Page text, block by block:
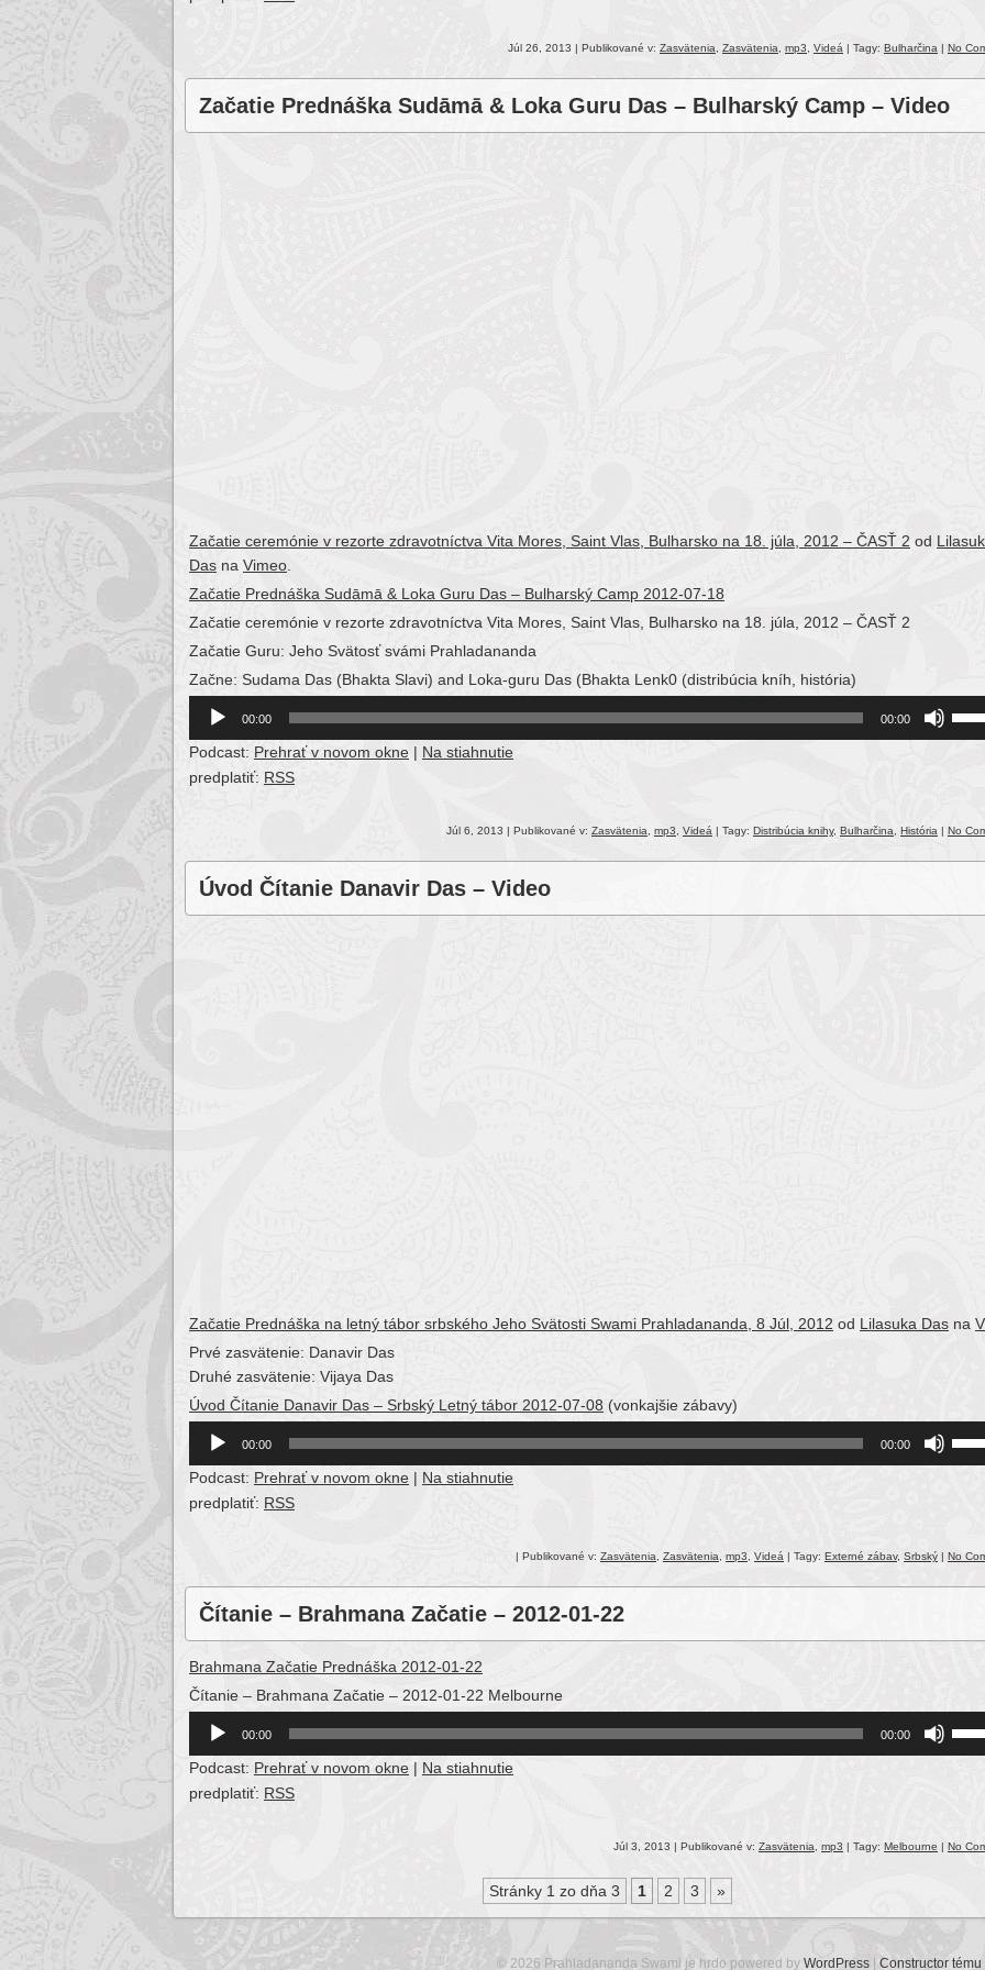
Júl 26, 2013 | Publikované v: Zasvätenia Zasvätenia mp3 Videá | Tagy: Bulharčina | No
Začatie Prednáška Sudāmā & Loka Guru Das – Bulharský Camp – Video
Začatie ceremónie v rezorte zdravotníctva Vita Mores, Saint Vlas, Bulharsko na 18. júla, 2012 – ČASŤ 2 od
Das na Vimeo
Začatie Prednáška Sudāmā & Loka Guru Das – Bulharský Camp 2012-07-18
Začatie ceremónie v rezorte zdravotníctva Vita Mores, Saint Vlas, Bulharsko na 18. júla, 2012 – ČASŤ 2
Začatie Guru: Jeho Svätosť svámi Prahladananda
Začne: Sudama Das (Bhakta Slavi) and Loka-guru Das (Bhakta Lenk0 (distribúcia kníh, história)
Audio
Player
00:00 00:00
Podcast: Prehrať v novom okne | Na stiahnutie
predplatiť: RSS
Júl 6, 2013 | Publikované v: Zasvätenia mp3 Videá | Tagy: Distribúcia knihy, Bulharčina História | No
Úvod Čítanie Danavir Das – Video
Začatie Prednáška na letný tábor srbského Jeho Svätosti Swami Prahladananda, 8 Júl, 2012 od Lilasuka Das na
Prvé zasvätenie: Danavir Das
Druhé zasvätenie: Vijaya Das
Úvod Čítanie Danavir Das – Srbský Letný tábor 2012-07-08 (vonkajšie zábavy)
Audio
Player
00:00 00:00
Podcast: Prehrať v novom okne | Na stiahnutie
predplatiť: RSS
| Publikované v: Zasvätenia Zasvätenia mp3 Videá | Tagy: Externé zábav, Srbský | No
Čítanie – Brahmana Začatie – 2012-01-22
Brahmana Začatie Prednáška 2012-01-22
Čítanie – Brahmana Začatie – 2012-01-22 Melbourne
Audio
Player
00:00 00:00
Podcast: Prehrať v novom okne | Na stiahnutie
predplatiť: RSS
Júl 3, 2013 | Publikované v: Zasvätenia mp3 | Tagy: Melbourne | No
Stránky 1 zo dňa 3 1 2 3 »
© 2026 Prahladananda Swami je hrdo powered by WordPress| Constructor tému